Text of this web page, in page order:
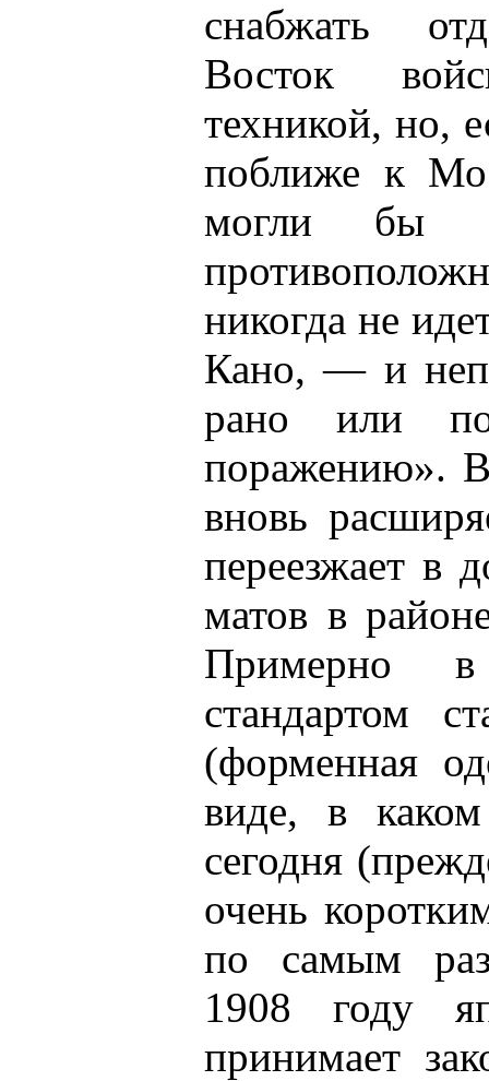
снабжать
Восток
техникой, но,
поближе к
могли бы
никогда не
Кано, — и
рано или
поражению».
вновь
переезжает в
матов в
Примерно
стандартом
(форменная
виде, в
сегодня
очень
по самым
1908 году
принимает